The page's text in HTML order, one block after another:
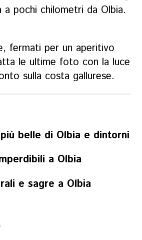
a pochi chilometri da Olbia.
fermati per un aperitivo
le ultime foto con la luce
sulla costa gallurese.
belle di Olbia e dintorni
a Olbia
e sagre a Olbia